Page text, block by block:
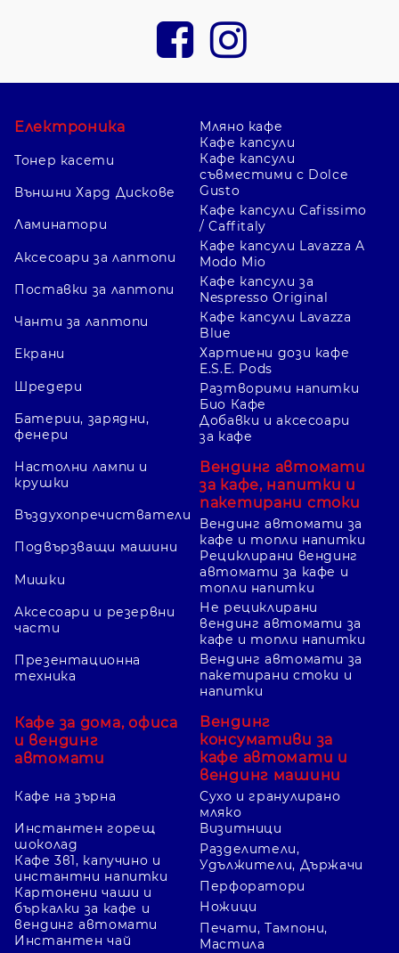
Електроника
Тонер касети
Външни Хард Дискове
Ламинатори
Аксесоари за лаптопи
Поставки за лаптопи
Чанти за лаптопи
Екрани
Шредери
Батерии, зарядни,
фенери
Настолни лампи и
крушки
Въздухопречистватели
Подвързващи машини
Мишки
Аксесоари и резервни
части
Презентационна
техника
Кафе за дома, офиса
и вендинг
автомати
Кафе на зърна
Мляно кафе
Кафе капсули
Кафе капсули
съвместими с Dolce
Gusto
Кафе капсули Cafissimo
/ Caffitaly
Кафе капсули Lavazza A
Modo Mio
Кафе капсули за
Nespresso Original
Кафе капсули Lavazza
Blue
Хартиени дози кафе
E.S.E. Pods
Разтворими напитки
Био Кафе
Добавки и аксесоари
за кафе
Вендинг автомати
за кафе, напитки и
пакетирани стоки
Вендинг автомати за
кафе и топли напитки
Рециклирани вендинг
автомати за кафе и
топли напитки
Не рециклирани
вендинг автомати за
кафе и топли напитки
Вендинг автомати за
пакетирани стоки и
напитки
Вендинг
консумативи за
кафе автомати и
вендинг машини
Сухо и гранулирано
мляко
Инстантен горещ
шоколад
Кафе 3в1, капучино и
инстантни напитки
Картонени чаши и
бъркалки за кафе и
вендинг автомати
Инстантен чай
Визитници
Разделители,
Удължители, Държачи
Перфоратори
Ножици
Печати, Тампони,
Мастила